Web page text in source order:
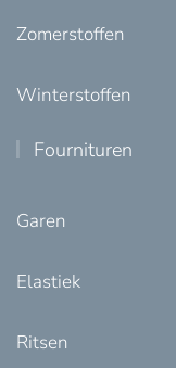
Zomerstoffen
Winterstoffen
Fournituren
Garen
Elastiek
Ritsen